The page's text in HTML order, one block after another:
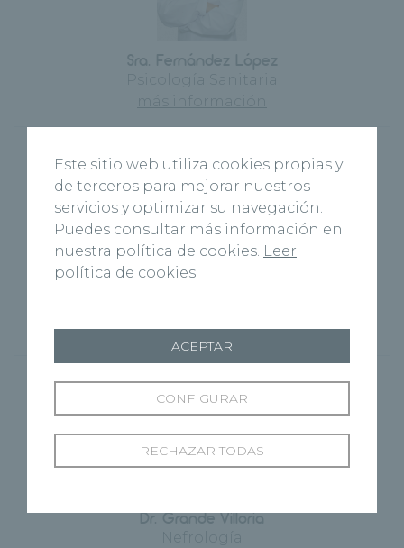
Sra. Fernández López
Psicología Sanitaria
más información
más información
Dr. Grande Villoria
Nefrología
Este sitio web utiliza cookies propias y
de terceros para mejorar nuestros
servicios y optimizar su navegación.
Puedes consultar más información en
nuestra política de cookies. Leer
política de cookies
RECHAZAR TODAS
CONFIGURAR
ACEPTAR